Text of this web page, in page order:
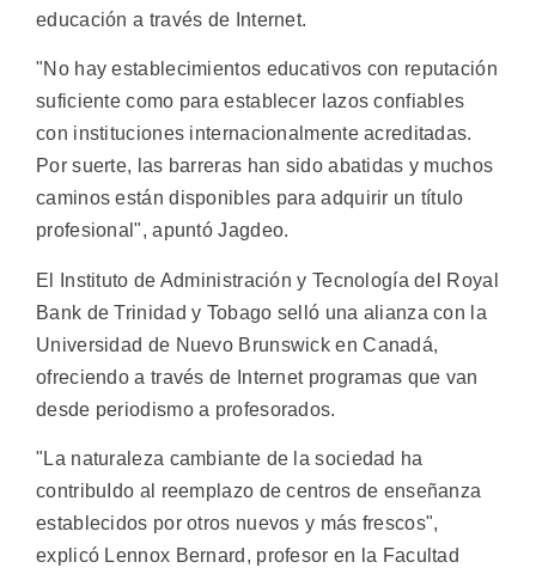
educación a través de Internet.
"No hay establecimientos educativos con reputación
suficiente como para establecer lazos confiables
con instituciones internacionalmente acreditadas.
Por suerte, las barreras han sido abatidas y muchos
caminos están disponibles para adquirir un título
profesional", apuntó Jagdeo.
El Instituto de Administración y Tecnología del Royal
Bank de Trinidad y Tobago selló una alianza con la
Universidad de Nuevo Brunswick en Canadá,
ofreciendo a través de Internet programas que van
desde periodismo a profesorados.
"La naturaleza cambiante de la sociedad ha
contribuIdo al reemplazo de centros de enseñanza
establecidos por otros nuevos y más frescos",
explicó Lennox Bernard, profesor en la Facultad